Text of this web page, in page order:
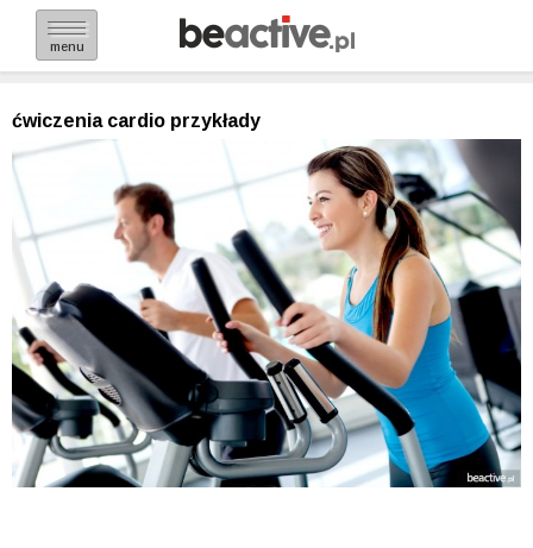
menu
ćwiczenia cardio przykłady